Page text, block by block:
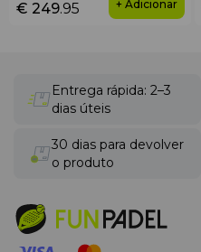
€ 249.95 + Adicionar
Entrega rápida: 2–3
dias úteis
30 dias para devolver
o produto